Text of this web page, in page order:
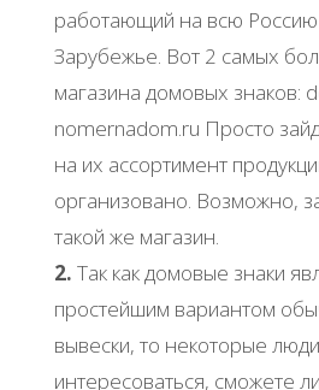
работающий на всю
Зарубежье. Вот 2 самых
магазина домовых знаков:
nomernadom.ru Просто
на их ассортимент
организовано. Возможно,
такой же магазин.
2. Так как домовые знаки
простейшим вариантом
вывески, то некоторые
интересоваться, сможете